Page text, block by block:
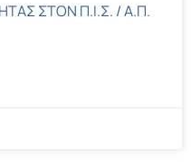
ΣΤΟΝ Π.Ι.Σ. / Α.Π.